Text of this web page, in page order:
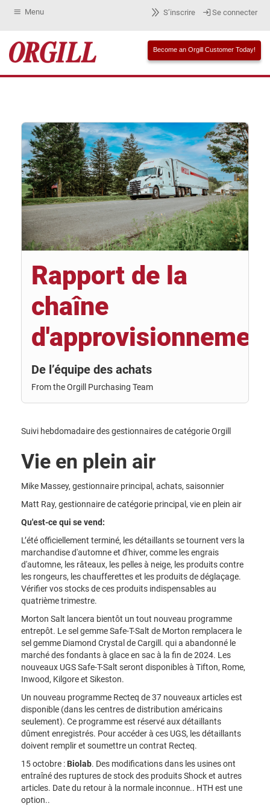
Menu S’inscrire Se connecter
Become an Orgill Customer Today!
Rapport de la
chaîne
De l’équipe des achats
From the Orgill Purchasing Team
Suivi hebdomadaire des gestionnaires de catégorie Orgill
Vie en plein air
Mike Massey, gestionnaire principal, achats, saisonnier
Matt Ray, gestionnaire de catégorie principal, vie en plein air
Qu'est-ce qui se vend:
L’été officiellement terminé, les détaillants se tournent vers la
marchandise d'automne et d'hiver, comme les engrais
d'automne, les râteaux, les pelles à neige, les produits contre
les rongeurs, les chaufferettes et les produits de déglaçage.
Vérifier vos stocks de ces produits indispensables au
quatrième trimestre.
Morton Salt lancera bientôt un tout nouveau programme
entrepôt. Le sel gemme Safe-T-Salt de Morton remplacera le
sel gemme Diamond Crystal de Cargill. qui a abandonné le
marché des fondants à glace en sac à la fin de 2024. Les
nouveaux UGS Safe-T-Salt seront disponibles à Tifton, Rome,
Inwood, Kilgore et Sikeston.
Un nouveau programme Recteq de 37 nouveaux articles est
disponible (dans les centres de distribution américains
seulement). Ce programme est réservé aux détaillants
dûment enregistrés. Pour accéder à ces UGS, les détaillants
doivent remplir et soumettre un contrat Recteq.
15 octobre : Biolab. Des modifications dans les usines ont
entraîné des ruptures de stock des produits Shock et autres
articles. Date du retour à la normale inconnue.. HTH est une
option..